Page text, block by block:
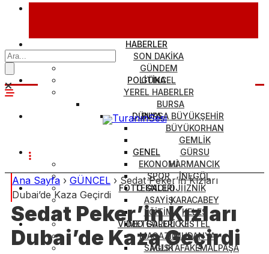
HABERLER
SON DAKİKA
GÜNDEM
GÜNCEL
YEREL HABERLER
BURSA
BURSA BÜYÜKŞEHİR
BÜYÜKORHAN
GEMLİK
GÜRSU
HARMANCIK
İNEGÖL
İZNİK
KARACABEY
KELES
KESTEL
MUDANYA
MUSTAFAKEMALPAŞA
POLİTİKA
DÜNYA
GENEL
EKONOMİ
SPOR
TEKNOLOJİ
ASAYİŞ
EĞİTİM
METEOROLOJİ
MAGAZİN
SAĞLIK
FOTO GALERİ
VİDEO GALERİ
Ana Sayfa › GÜNCEL › Sedat Peker’in Kızları
Dubai’de Kaza Geçirdi
Sedat Peker’in Kızları
Dubai’de Kaza Geçirdi